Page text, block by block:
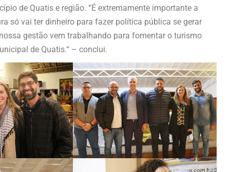
de Quatis e região. “É extremamente importante a
só vai ter dinheiro para fazer política pública se gerar
gestão vem trabalhando para fomentar o turismo
de Quatis.“ – conclui.